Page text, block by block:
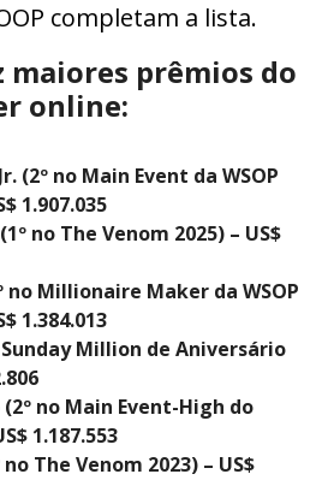
completam a lista.
maiores prêmios do
online:
(2º no Main Event da WSOP
1.907.035
no The Venom 2025) – US$
no Millionaire Maker da WSOP
1.384.013
Million de Aniversário
no Main Event-High do
1.187.553
The Venom 2023) – US$